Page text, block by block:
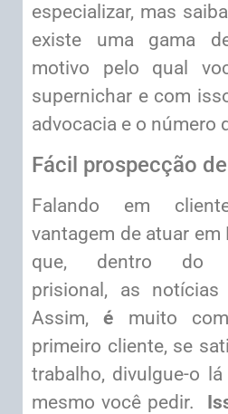
especializar, mas
existe uma gama
motivo pelo qual
supernichar e com
advocacia e o número
Fácil prospecção
Falando em
vantagem de atuar em
que, dentro do
prisional, as notícias
Assim,é muito
primeiro cliente, se
trabalho, divulgue-o
mesmo você pedir.